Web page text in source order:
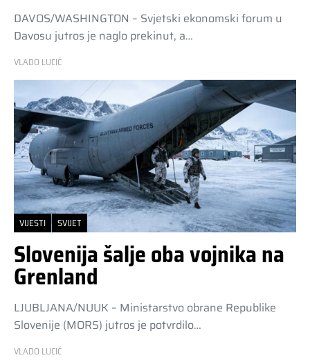
DAVOS/WASHINGTON – Svjetski ekonomski forum u
Davosu jutros je naglo prekinut, a…
VLADO LUCIĆ
VIJESTI SVIJET
Slovenija šalje oba vojnika na
Grenland
LJUBLJANA/NUUK – Ministarstvo obrane Republike
Slovenije (MORS) jutros je potvrdilo…
VLADO LUCIĆ